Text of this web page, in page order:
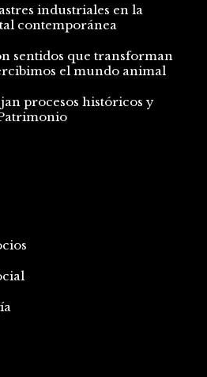
industriales en la
contemporánea
sentidos que transforman
el mundo animal
procesos históricos y